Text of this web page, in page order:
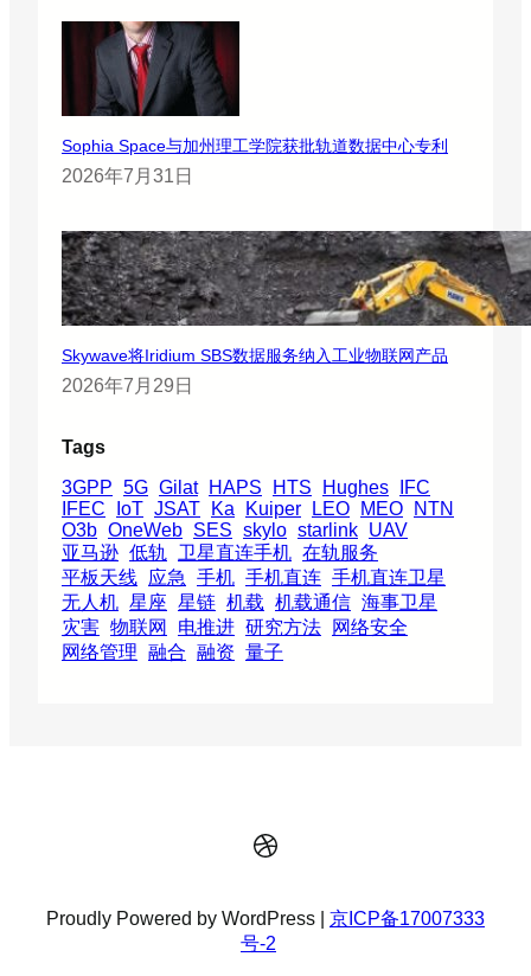
Sophia Space与加州理工学院获批轨道数据中心专利
2026年7月31日
Skywave将Iridium SBS数据服务纳入工业物联网产品
2026年7月29日
Tags
3GPP 5G Gilat HAPS HTS Hughes
IFC
IFEC
IoT JSAT Ka Kuiper LEO MEO
NTN
O3b OneWeb SES skylo starlink UAV
亚马逊 低轨 卫星直连手机 在轨服务
平板天线 应急 手机 手机直连 手机直连卫星
无人机 星座 星链 机载 机载通信 海事卫星
灾害 物联网 电推进 研究方法
网络安全
网络管理 融合 融资 量子
Dribbble
Proudly Powered by WordPress | 京ICP备17007333
号-2